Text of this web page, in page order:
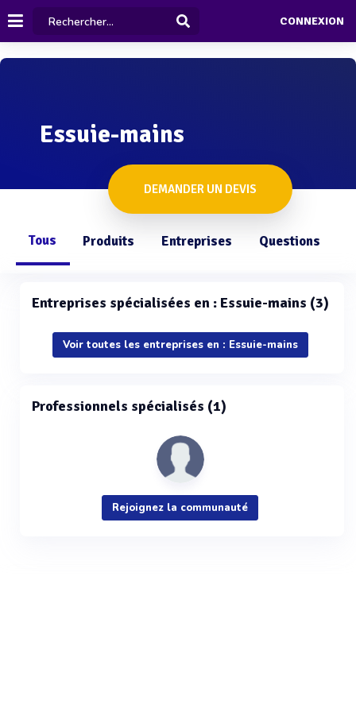
CONNEXION
Essuie-mains
DEMANDER UN DEVIS
Tous Produits Entreprises Questions
Entreprises spécialisées en : Essuie-mains (3)
Voir toutes les entreprises en : Essuie-mains
Professionnels spécialisés (1)
Rejoignez la communauté